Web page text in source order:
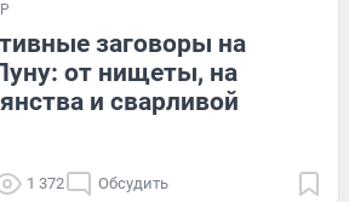
заговоры на
от нищеты, на
и сварливой
1 372 Обсудить